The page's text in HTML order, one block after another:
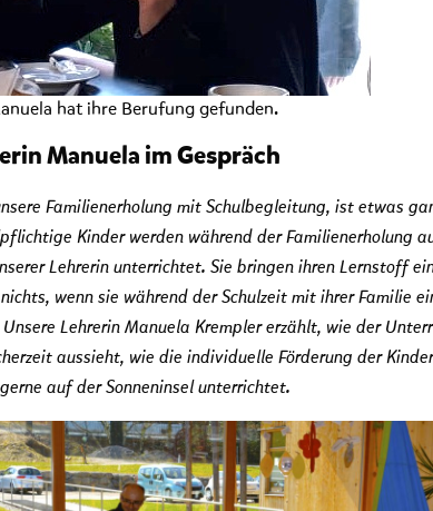
hat ihre Berufung gefunden.
Manuela im Gespräch
Familienerholung mit Schulbegleitung, ist etwas
Kinder werden während der Familienerholung
Lehrerin unterrichtet. Sie bringen ihren Lernstoff
wenn sie während der Schulzeit mit ihrer Familie
Lehrerin Manuela Krempler erzählt, wie der
aussieht, wie die individuelle Förderung der
auf der Sonneninsel unterrichtet.